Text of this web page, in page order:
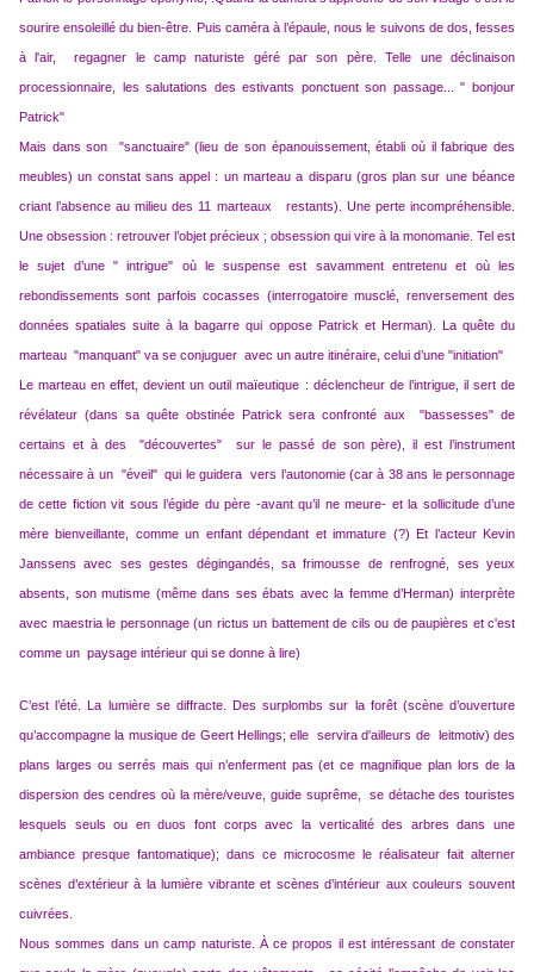
sourire ensoleillé du bien-être. Puis caméra à l’épaule, nous le suivons de dos, fesses
à l'air, regagner le camp naturiste géré par son père. Telle une déclinaison
processionnaire, les salutations des estivants ponctuent son passage... " bonjour
Patrick"
Mais dans son "sanctuaire" (lieu de son épanouissement, établi où il fabrique des
meubles) un constat sans appel : un marteau a disparu (gros plan sur une béance
criant l’absence au milieu des 11 marteaux restants). Une perte incompréhensible.
Une obsession : retrouver l’objet précieux ; obsession qui vire à la monomanie. Tel est
le sujet d’une " intrigue" où le suspense est savamment entretenu et où les
rebondissements sont parfois cocasses (interrogatoire musclé, renversement des
données spatiales suite à la bagarre qui oppose Patrick et Herman). La quête du
marteau "manquant" va se conjuguer avec un autre itinéraire, celui d’une "initiation"
Le marteau en effet, devient un outil maïeutique : déclencheur de l’intrigue, il sert de
révélateur (dans sa quête obstinée Patrick sera confronté aux "bassesses" de
certains et à des "découvertes" sur le passé de son père), il est l’instrument
nécessaire à un "éveil" qui le guidera vers l’autonomie (car à 38 ans le personnage
de cette fiction vit sous l’égide du père -avant qu’il ne meure- et la sollicitude d’une
mère bienveillante, comme un enfant dépendant et immature (?) Et l’acteur Kevin
Janssens avec ses gestes dégingandés, sa frimousse de renfrogné, ses yeux
absents, son mutisme (même dans ses ébats avec la femme d’Herman) interprète
avec maestria le personnage (un rictus un battement de cils ou de paupières et c'est
comme un paysage intérieur qui se donne à lire)
C’est l’été. La lumière se diffracte. Des surplombs sur la forêt (scène d’ouverture
qu’accompagne la musique de Geert Hellings; elle servira d'ailleurs de leitmotiv) des
plans larges ou serrés mais qui n’enferment pas (et ce magnifique plan lors de la
dispersion des cendres où la mère/veuve, guide suprême, se détache des touristes
lesquels seuls ou en duos font corps avec la verticalité des arbres dans une
ambiance presque fantomatique); dans ce microcosme le réalisateur fait alterner
scènes d’extérieur à la lumière vibrante et scènes d’intérieur aux couleurs souvent
cuivrées.
Nous sommes dans un camp naturiste. À ce propos il est intéressant de constater